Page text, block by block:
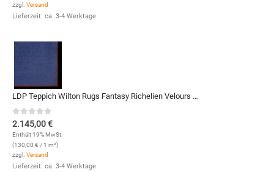
zzgl. Versand
Lieferzeit: ca. 3-4 Werktage
LDP Teppich Wilton Rugs Fantasy Richelien Velours (2001; 330 x 500 cm)
0 out of 5
2.145,00€
Enthält 19% MwSt.
(130,00 € / 1 m²)
zzgl. Versand
Lieferzeit: ca. 3-4 Werktage